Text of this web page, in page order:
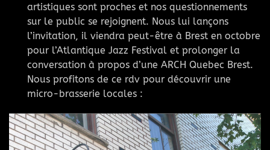
artistiques sont proches et nos questionnements
sur le public se rejoignent. Nous lui lançons
l’invitation, il viendra peut-être à Brest en octobre
pour l’Atlantique Jazz Festival et prolonger la
conversation à propos d’une ARCH Quebec Brest.
Nous profitons de ce rdv pour découvrir une
micro-brasserie locales :